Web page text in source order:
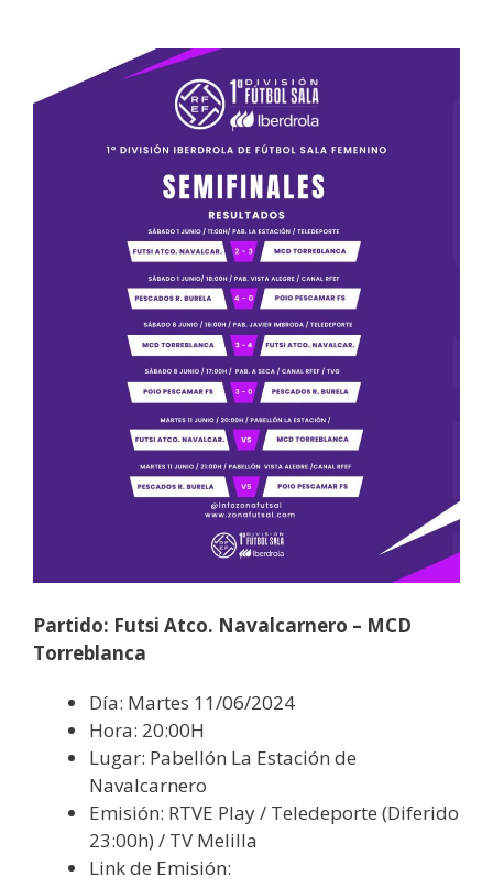
Partido: Futsi Atco. Navalcarnero – MCD
Torreblanca
Día: Martes 11/06/2024
Hora: 20:00H
Lugar: Pabellón La Estación de
Navalcarnero
Emisión: RTVE Play / Teledeporte (Diferido
23:00h) / TV Melilla
Link de Emisión: